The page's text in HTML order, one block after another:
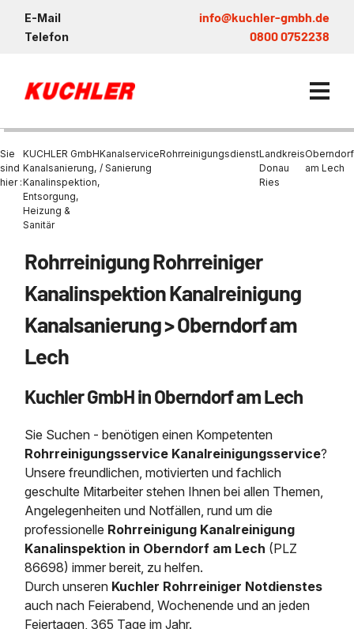
E-Mail info@kuchler-gmbh.de
Telefon 0800 0752238
Kanalservice / Sanierung
Großprofilsanierung
Schachtsanierung
GFK - Schachtliner
Kanalinspektion
Grubenentleerung
24h Notdienst
Kosten Preise
Rohrreinigungsdienst
Dükerreinigung
Entsorgung
Bohrschlamm
Entsorgung von
Chemisch physikalische
Behandlungsanlage
Sickerschacht Reinigung
Abfallzwischenlager
Austausch von
Schießstandsanierung -
Mobile Schlamm-
Wartung und Vollservice
Prüfung &
Sanierung von
Saugbagger / Luftförderanlage
Be- und Entkiesen von
Entleerung von
Faultürmen per
Saugbagger und Pumpen
Regenrückhaltebecken
Entschlammung
Trockensaugen von
etc.
Weitere Services mit
Wärmepumpen Zentrum
Brückenentwässerung
Tiefbau
Unternehmen
Nachhaltigkeit & Umwelt
Referenzen
News & Aktuelles
Stellenangebote
Sie
sind
hier :
KUCHLER GmbH
Kanalsanierung,
Kanalinspektion,
Entsorgung,
Heizung &
Sanitär
Kanalservice
/ Sanierung
RohrreinigungsdienstLandkreis
Donau
Ries
Oberndorf
am Lech
Rohrreinigung Rohrreiniger
Kanalinspektion Kanalreinigung
Kanalsanierung > Oberndorf am
Lech
Kuchler GmbH in Oberndorf am Lech
Sie Suchen - benötigen einen Kompetenten
Rohrreinigungsservice Kanalreinigungsservice?
Unsere freundlichen, motivierten und fachlich
geschulte Mitarbeiter stehen Ihnen bei allen Themen,
Angelegenheiten und Notfällen, rund um die
professionelle Rohrreinigung Kanalreinigung
Kanalinspektion in Oberndorf am Lech (PLZ
86698) immer bereit, zu helfen.
Durch unseren Kuchler Rohrreiniger Notdienstes
auch nach Feierabend, Wochenende und an jeden
Feiertagen, 365 Tage im Jahr.